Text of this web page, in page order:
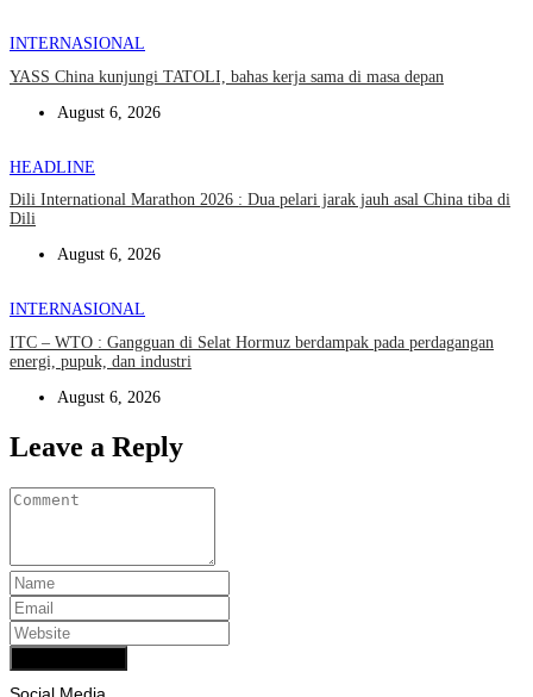
INTERNASIONAL
YASS China kunjungi TATOLI, bahas kerja sama di masa depan
August 6, 2026
HEADLINE
Dili International Marathon 2026 : Dua pelari jarak jauh asal China tiba di
Dili
August 6, 2026
INTERNASIONAL
ITC – WTO : Gangguan di Selat Hormuz berdampak pada perdagangan
energi, pupuk, dan industri
August 6, 2026
Leave a Reply